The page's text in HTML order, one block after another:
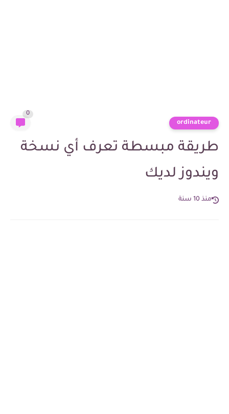
ordinateur
0
طريقة مبسطة تعرف أي نسخة
ويندوز لديك
منذ 10 سنة